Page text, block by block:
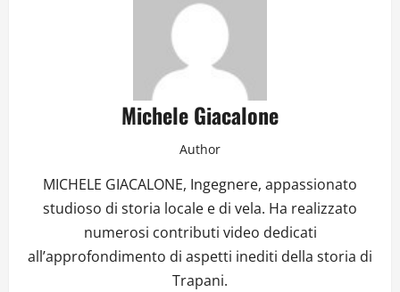
Michele Giacalone
Author
MICHELE GIACALONE, Ingegnere, appassionato
studioso di storia locale e di vela. Ha realizzato
numerosi contributi video dedicati
all’approfondimento di aspetti inediti della storia di
Trapani.